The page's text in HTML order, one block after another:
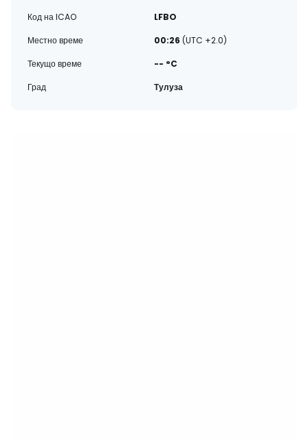
Код на ICAO
LFBO
Местно време
00:26 (UTC +2.0)
Текущо време
-- °C
Град
Тулуза